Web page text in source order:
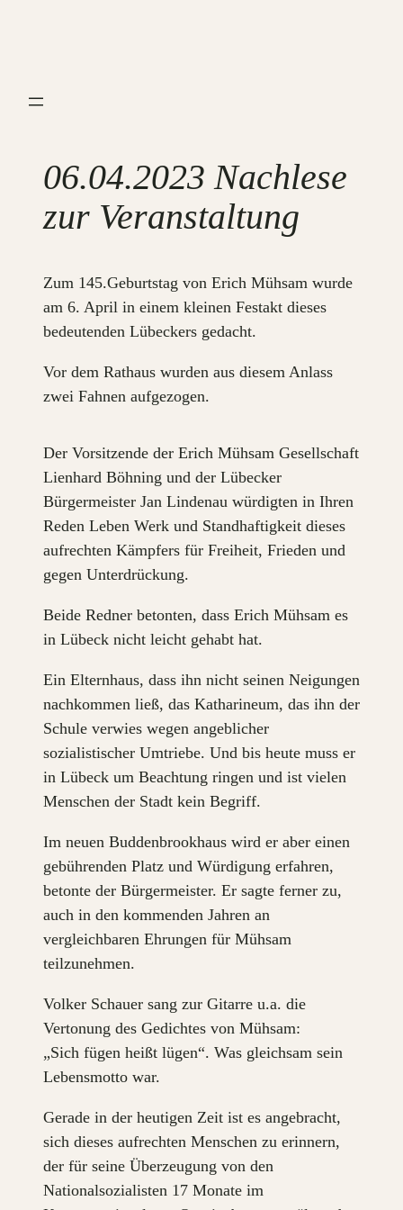
06.04.2023 Nachlese
zur Veranstaltung
Zum 145.Geburtstag von Erich Mühsam wurde
am 6. April in einem kleinen Festakt dieses
bedeutenden Lübeckers gedacht.
Vor dem Rathaus wurden aus diesem Anlass
zwei Fahnen aufgezogen.
Der Vorsitzende der Erich Mühsam Gesellschaft
Lienhard Böhning und der Lübecker
Bürgermeister Jan Lindenau würdigten in Ihren
Reden Leben Werk und Standhaftigkeit dieses
aufrechten Kämpfers für Freiheit, Frieden und
gegen Unterdrückung.
Beide Redner betonten, dass Erich Mühsam es
in Lübeck nicht leicht gehabt hat.
Ein Elternhaus, dass ihn nicht seinen Neigungen
nachkommen ließ, das Katharineum, das ihn der
Schule verwies wegen angeblicher
sozialistischer Umtriebe. Und bis heute muss er
in Lübeck um Beachtung ringen und ist vielen
Menschen der Stadt kein Begriff.
Im neuen Buddenbrookhaus wird er aber einen
gebührenden Platz und Würdigung erfahren,
betonte der Bürgermeister. Er sagte ferner zu,
auch in den kommenden Jahren an
vergleichbaren Ehrungen für Mühsam
teilzunehmen.
Volker Schauer sang zur Gitarre u.a. die
Vertonung des Gedichtes von Mühsam:
„Sich fügen heißt lügen“. Was gleichsam sein
Lebensmotto war.
Gerade in der heutigen Zeit ist es angebracht,
sich dieses aufrechten Menschen zu erinnern,
der für seine Überzeugung von den
Nationalsozialisten 17 Monate im